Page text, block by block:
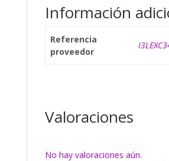
Información
Referencia
proveedor
Valoraciones
No hay valoraciones aún.